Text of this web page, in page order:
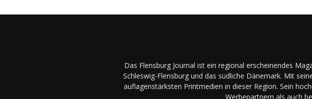
Das Flensburg Journal ist ein regional erscheinendes
Schleswig-Flensburg und das südliche Dänemark. Mit
auflagenstärksten Printmedien in dieser Region. Sein
Werbepartnern als auch